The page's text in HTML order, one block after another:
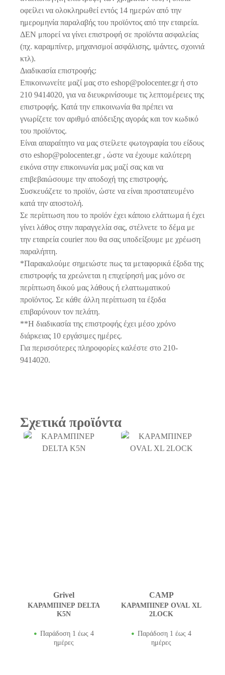
οφείλει να ολοκληρωθεί εντός 14 ημερών από την
ημερομηνία παραλαβής του προϊόντος από την εταιρεία.
ΔΕΝ μπορεί να γίνει επιστροφή σε προϊόντα ασφαλείας
(πχ. καραμπίνερ, μηχανισμοί ασφάλισης, ιμάντες, σχοινιά
κτλ).
Διαδικασία επιστροφής:
Επικοινωνείτε μαζί μας στο eshop@polocenter.gr ή στο
210 9414020, για να διευκρινίσουμε τις λεπτομέρειες της
επιστροφής. Κατά την επικοινωνία θα πρέπει να
γνωρίζετε τον αριθμό απόδειξης αγοράς και τον κωδικό
του προϊόντος.
Είναι απαραίτητο να μας στείλετε φωτογραφία του είδους
στο eshop@polocenter.gr , ώστε να έχουμε καλύτερη
εικόνα στην επικοινωνία μας μαζί σας και να
επιβεβαιώσουμε την αποδοχή της επιστροφής.
Συσκευάζετε το προϊόν, ώστε να είναι προστατευμένο
κατά την αποστολή.
Σε περίπτωση που το προϊόν έχει κάποιο ελάττωμα ή έχει
γίνει λάθος στην παραγγελία σας, στέλνετε το δέμα με
την εταιρεία courier που θα σας υποδείξουμε με χρέωση
παραλήπτη.
*Παρακαλούμε σημειώστε πως τα μεταφορικά έξοδα της
επιστροφής τα χρεώνεται η επιχείρησή μας μόνο σε
περίπτωση δικού μας λάθους ή ελαττωματικού
προϊόντος. Σε κάθε άλλη περίπτωση τα έξοδα
επιβαρύνουν τον πελάτη.
**Η διαδικασία της επιστροφής έχει μέσο χρόνο
διάρκειας 10 εργάσιμες ημέρες.
Για περισσότερες πληροφορίες καλέστε στο 210-
9414020.
Σχετικά προϊόντα
Grivel
ΚΑΡΑΜΠΙΝΕΡ DELTA
K5N
Παράδοση 1 έως 4
ημέρες
CAMP
ΚΑΡΑΜΠΙΝΕΡ OVAL XL
2LOCK
Παράδοση 1 έως 4
ημέρες